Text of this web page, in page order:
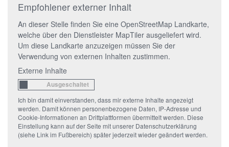
Empfohlener externer Inhalt
An dieser Stelle finden Sie eine OpenStreetMap Landkarte,
welche über den Dienstleister MapTiler ausgeliefert wird.
Um diese Landkarte anzuzeigen müssen Sie der
Verwendung von externen Inhalten zustimmen.
Externe Inhalte
Ich bin damit einverstanden, dass mir externe Inhalte angezeigt
werden. Damit können personenbezogene Daten, IP-Adresse und
Cookie-Informationen an Drittplattformen übermittelt werden. Diese
Einstellung kann auf der Seite mit unserer Datenschutzerklärung
(siehe Link im Fußbereich) später jederzeit wieder geändert werden.